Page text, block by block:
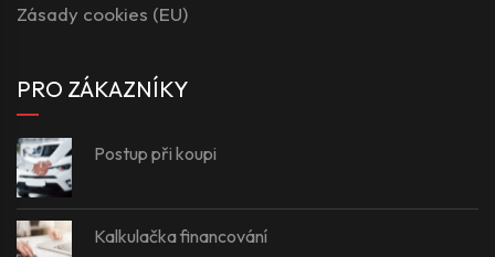
Zásady cookies (EU)
PRO ZÁKAZNÍKY
Postup při koupi
Kalkulačka financování